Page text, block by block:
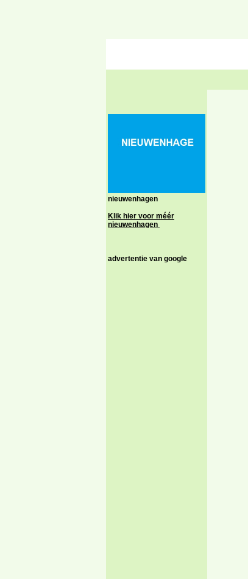
nieuwenhagen
Klik hier voor méér
nieuwenhagen
advertentie van google